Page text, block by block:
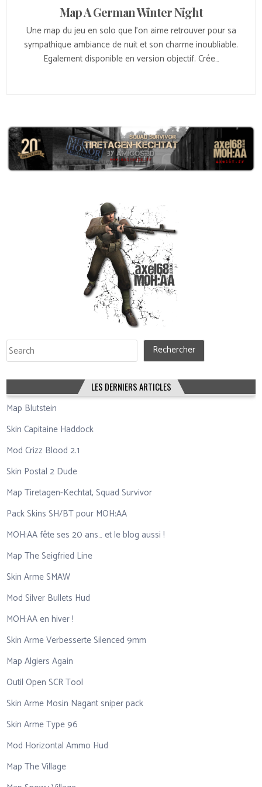
Map A German Winter Night
Une map du jeu en solo que l’on aime retrouver pour sa
sympathique ambiance de nuit et son charme inoubliable.
Egalement disponible en version objectif. Crée…
Rechercher Rechercher
LES DERNIERS ARTICLES
Map Blutstein
Skin Capitaine Haddock
Mod Crizz Blood 2.1
Skin Postal 2 Dude
Map Tiretagen-Kechtat, Squad Survivor
Pack Skins SH/BT pour MOH:AA
MOH:AA fête ses 20 ans… et le blog aussi !
Map The Seigfried Line
Skin Arme SMAW
Mod Silver Bullets Hud
MOH:AA en hiver !
Skin Arme Verbesserte Silenced 9mm
Map Algiers Again
Outil Open SCR Tool
Skin Arme Mosin Nagant sniper pack
Skin Arme Type 96
Mod Horizontal Ammo Hud
Map The Village